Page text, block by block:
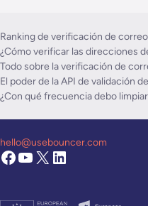
Ranking de verificación de
¿Cómo verificar las direcciones
Todo sobre la verificación de
El poder de la API de validación
¿Con qué frecuencia debo
hello@usebouncer.com